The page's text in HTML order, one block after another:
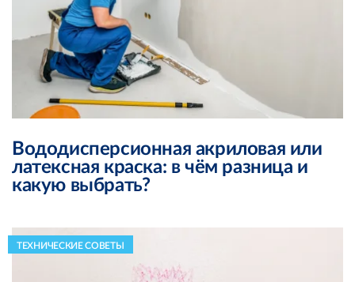
Вододисперсионная акриловая или
латексная краска: в чём разница и
какую выбрать?
ТЕХНИЧЕСКИЕ СОВЕТЫ